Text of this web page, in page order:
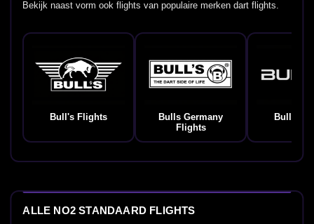
Bekijk naast vorm ook flights van populaire merken dart flights.
Bull's Flights
Bulls Germany
Flights
Bullet
ALLE NO2 STANDAARD FLIGHTS